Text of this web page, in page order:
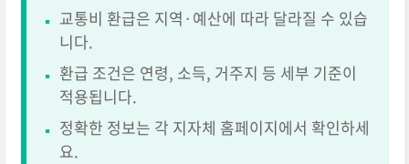
▪ 교통비 환급은 지역·예산에 따라 달라질 수 있습
니다.
▪ 환급 조건은 연령, 소득, 거주지 등 세부 기준이
적용됩니다.
▪ 정확한 정보는 각 지자체 홈페이지에서 확인하세
요.